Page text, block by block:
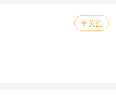
 关注